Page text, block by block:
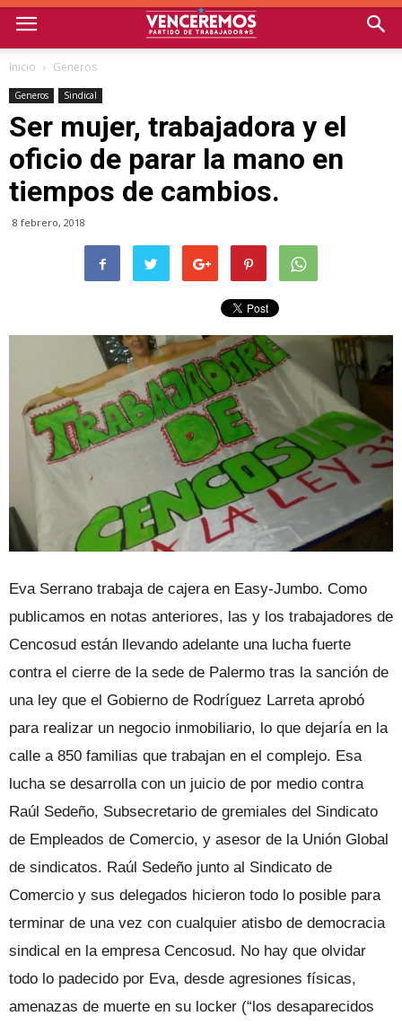
Inicio Generos
Generos Sindical
Ser mujer, trabajadora y el
oficio de parar la mano en
tiempos de cambios.
8 febrero, 2018
Eva Serrano trabaja de cajera en Easy-Jumbo. Como
publicamos en notas anteriores, las y los trabajadores de
Cencosud están llevando adelante una lucha fuerte
contra el cierre de la sede de Palermo tras la sanción de
una ley que el Gobierno de Rodríguez Larreta aprobó
para realizar un negocio inmobiliario, lo que dejaría en la
calle a 850 familias que trabajan en el complejo. Esa
lucha se desarrolla con un juicio de por medio contra
Raúl Sedeño, Subsecretario de gremiales del Sindicato
de Empleados de Comercio, y asesor de la Unión Global
de sindicatos. Raúl Sedeño junto al Sindicato de
Comercio y sus delegados hicieron todo lo posible para
terminar de una vez con cualquier atisbo de democracia
sindical en la empresa Cencosud. No hay que olvidar
todo lo padecido por Eva, desde agresiones físicas,
amenazas de muerte en su locker (“los desaparecidos